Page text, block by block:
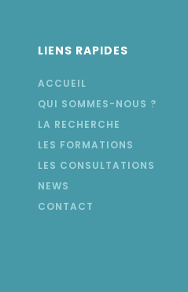
LIENS RAPIDES
ACCUEIL
QUI SOMMES-NOUS ?
LA RECHERCHE
LES FORMATIONS
LES CONSULTATIONS
NEWS
CONTACT